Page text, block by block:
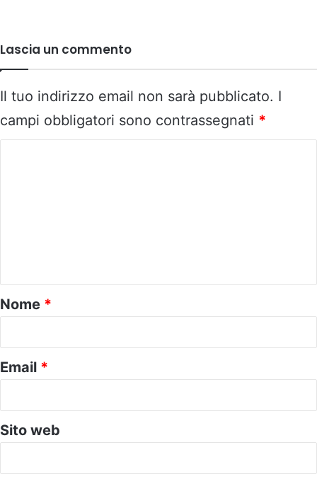
Lascia un commento
Il tuo indirizzo email non sarà pubblicato. I
campi obbligatori sono contrassegnati *
o
*
Nome *
Email *
Sito web